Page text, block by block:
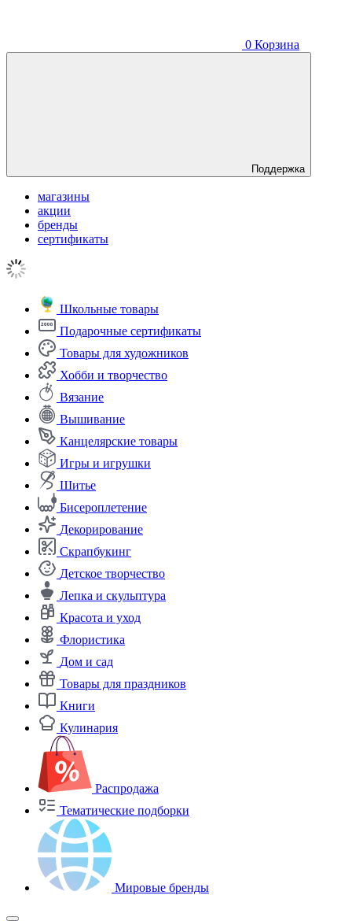
0 Корзина
Поддержка
магазины
акции
бренды
сертификаты
Школьные товары
Подарочные сертификаты
Товары для художников
Хобби и творчество
Вязание
Вышивание
Канцелярские товары
Игры и игрушки
Шитье
Бисероплетение
Декорирование
Скрапбукинг
Детское творчество
Лепка и скульптура
Красота и уход
Флористика
Дом и сад
Товары для праздников
Книги
Кулинария
Распродажа
Тематические подборки
Мировые бренды